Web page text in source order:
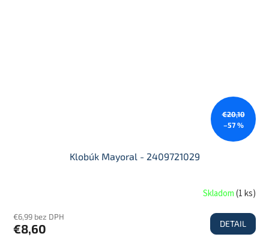
€20,10
–57 %
Klobúk Mayoral - 2409721029
Skladom(1 ks)
€6,99 bez DPH
€8,60 DETAIL